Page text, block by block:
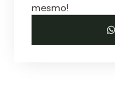
mesmo!